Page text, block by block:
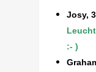
Josy,
:- )